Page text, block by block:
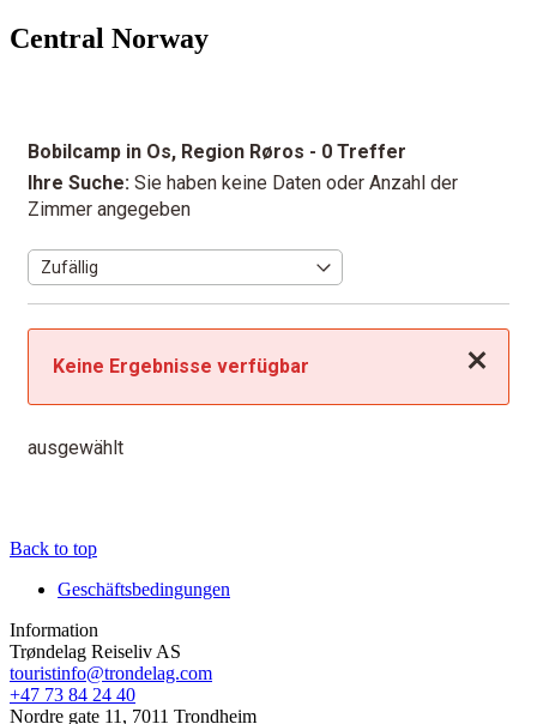
Central Norway
Bobilcamp in Os, Region Røros - 0 Treffer
Ihre Suche: Sie haben keine Daten oder Anzahl der
Zimmer angegeben
Schließen
Keine Ergebnisse verfügbar
ausgewählt
Back to top
Geschäftsbedingungen
Information
Trøndelag Reiseliv AS
touristinfo@trondelag.com
+47 73 84 24 40
Nordre gate 11, 7011 Trondheim